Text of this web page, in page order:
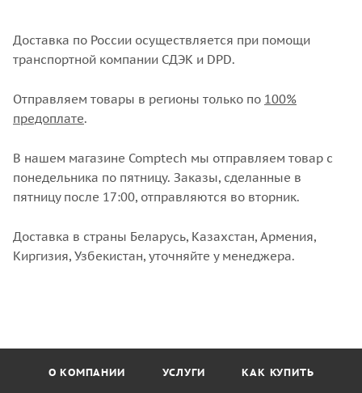
Доставка по России осуществляется при помощи
транспортной компании СДЭК и DPD.
Отправляем товары в регионы только по 100%
предоплате.
В нашем магазине Comptech мы отправляем товар с
понедельника по пятницу. Заказы, сделанные в
пятницу после 17:00, отправляются во вторник.
Доставка в страны Беларусь, Казахстан, Армения,
Киргизия, Узбекистан, уточняйте у менеджера.
О КОМПАНИИ УСЛУГИ КАК КУПИТЬ